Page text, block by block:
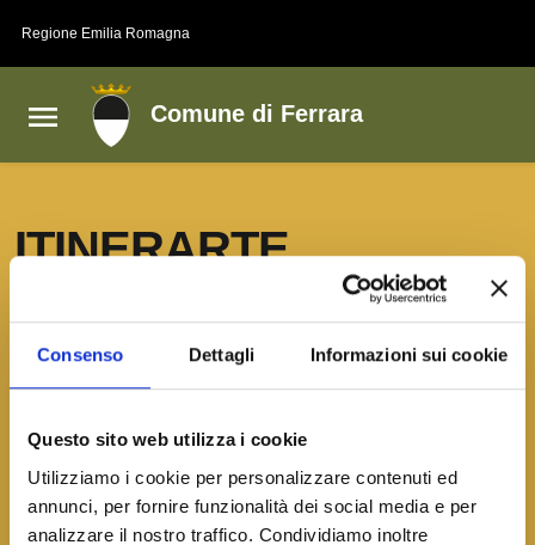
Consenso Dettagli Informazioni sui cookie
Questo sito web utilizza i cookie
Utilizziamo i cookie per personalizzare contenuti ed
annunci, per fornire funzionalità dei social media e per
analizzare il nostro traffico. Condividiamo inoltre
Vai al contenuto principale
Vai al footer
Regione Emilia Romagna
Comune di Ferrara
ITINERARTE
A cura di: R.Steiner per la pedagogia
7 incontri pomeridiani nelle frazioni di
Malborghetto di Boara, Baura, Contrapò, sul
tema delle “Danze etniche, popolari e della
tradizione Ferrarese”. Il progetto è rivolto a
bambini e giovani e promuove inclusione
sociale, integrazione e cultura di pace